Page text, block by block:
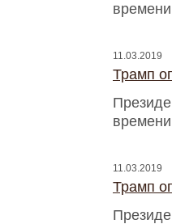
времени
11.03.2019
Трамп
времени
11.03.2019
Трамп